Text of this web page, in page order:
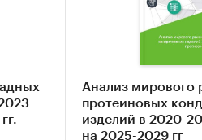
Анализ мирового
протеиновых
изделий в 2020-
на 2025-2029 гг